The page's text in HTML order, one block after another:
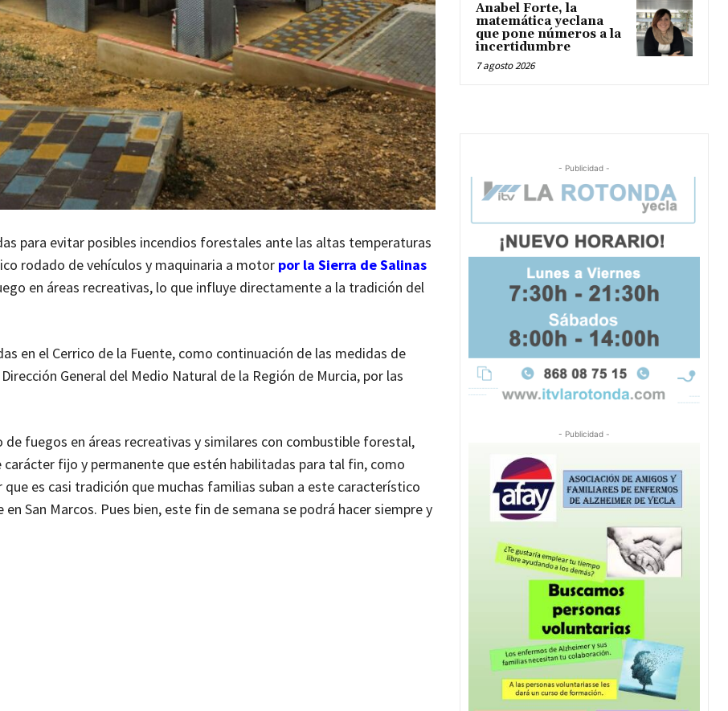
para evitar posibles incendios forestales ante las altas temperaturas
rodado de vehículos y maquinaria a motor por la Sierra de Salinas
en áreas recreativas, lo que influye directamente a la tradición del
en el Cerrico de la Fuente, como continuación de las medidas de
General del Medio Natural de la Región de Murcia, por las
fuegos en áreas recreativas y similares con combustible forestal,
fijo y permanente que estén habilitadas para tal fin, como
que es casi tradición que muchas familias suban a este característico
San Marcos. Pues bien, este fin de semana se podrá hacer siempre y
Anabel Forte, la
matemática yeclana
que pone números a la
incertidumbre
7 agosto 2026
- Publicidad -
- Publicidad -